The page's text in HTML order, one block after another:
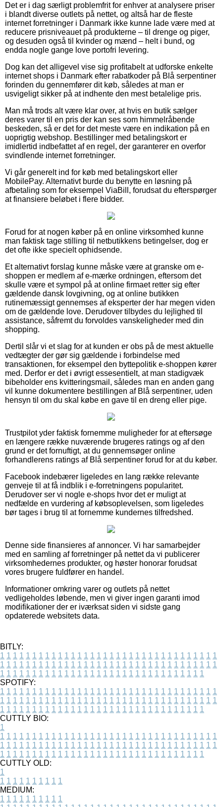
Det er i dag særligt problemfrit for enhver at analysere priser
i blandt diverse outlets på nettet, og altså har de fleste
internet forretninger i Danmark ikke kunne lade være med at
reducere prisniveauet på produkterne – til drenge og piger,
og desuden også til kvinder og mænd – helt i bund, og
endda nogle gange love portofri levering.
Dog kan det alligevel vise sig profitabelt at udforske enkelte
internet shops i Danmark efter rabatkoder på Blå serpentiner
forinden du gennemfører dit køb, således at man er
usvigeligt sikker på at indhente den mest betalelige pris.
Man må trods alt være klar over, at hvis en butik sælger
deres varer til en pris der kan ses som himmelråbende
beskeden, så er det for det meste være en indikation på en
uoprigtig webshop. Bestillinger med betalingskort er
imidlertid indbefattet af en regel, der garanterer en overfor
svindlende internet forretninger.
Vi går generelt ind for køb med betalingskort eller
MobilePay. Alternativt burde du benytte en løsning på
afbetaling som for eksempel ViaBill, forudsat du efterspørger
at finansiere beløbet i flere bidder.
Forud for at nogen køber på en online virksomhed kunne
man faktisk tage stilling til netbutikkens betingelser, dog er
det ofte ikke specielt ophidsende.
Et alternativt forslag kunne måske være at granske om e-
shoppen er medlem af e-mærke ordningen, eftersom det
skulle være et sympol på at online firmaet retter sig efter
gældende dansk lovgivning, og at online butikken
rutinemæssigt gennemses af eksperter der har megen viden
om de gældende love. Derudover tilbydes du lejlighed til
assistance, såfremt du forvoldes vanskeligheder med din
shopping.
Dertil slår vi et slag for at kunden er obs på de mest aktuelle
vedtægter der gør sig gældende i forbindelse med
transaktionen, for eksempel den byttepolitik e-shoppen kører
med. Derfor er det i øvrigt essesentielt, at man stadigvæk
bibeholder ens kvitteringsmail, således man en anden gang
vil kunne dokumentere bestillingen af Blå serpentiner, uden
hensyn til om du skal købe en gave til en dreng eller pige.
Trustpilot yder faktisk fornemme muligheder for at eftersøge
en længere række nuværende brugeres ratings og af den
grund er det fornuftigt, at du gennemsøger online
forhandlerens ratings af Blå serpentiner forud for at du køber.
Facebook indebærer ligeledes en lang række relevante
genveje til at få indblik i e-forretningens popularitet.
Derudover ser vi nogle e-shops hvor det er muligt at
nedfælde en vurdering af købsoplevelsen, som ligeledes
bør tages i brug til at fornemme kundernes tilfredshed.
Denne side finansieres af annoncer. Vi har samarbejder
med en samling af forretninger på nettet da vi publicerer
virksomhedernes produkter, og høster honorar forudsat
vores brugere fuldfører en handel.
Informationer omkring varer og outlets på nettet
vedligeholdes løbende, men vi giver ingen garanti imod
modifikationer der er iværksat siden vi sidste gang
opdaterede websitets data.
BITLY:
1 1 1 1 1 1 1 1 1 1 1 1 1 1 1 1 1 1 1 1 1 1 1 1 1 1 1 1 1 1 1 1 1 1
1 1 1 1 1 1 1 1 1 1 1 1 1 1 1 1 1 1 1 1 1 1 1 1 1 1 1 1 1 1 1 1 1 1
1 1 1 1 1 1 1 1 1 1 1 1 1 1 1 1 1 1 1 1 1 1 1 1 1 1 1 1 1 1 1 1
SPOTIFY:
1 1 1 1 1 1 1 1 1 1 1 1 1 1 1 1 1 1 1 1 1 1 1 1 1 1 1 1 1 1 1 1 1 1
1 1 1 1 1 1 1 1 1 1 1 1 1 1 1 1 1 1 1 1 1 1 1 1 1 1 1 1 1 1 1 1 1 1
1 1 1 1 1 1 1 1 1 1 1 1 1 1 1 1 1 1 1 1 1 1 1 1 1 1 1 1 1 1 1 1
CUTTLY BIO:
1
1 1 1 1 1 1 1 1 1 1 1 1 1 1 1 1 1 1 1 1 1 1 1 1 1 1 1 1 1 1 1 1 1 1
1 1 1 1 1 1 1 1 1 1 1 1 1 1 1 1 1 1 1 1 1 1 1 1 1 1 1 1 1 1 1 1 1 1
1 1 1 1 1 1 1 1 1 1 1 1 1 1 1 1 1 1 1 1 1 1 1 1 1 1 1 1 1 1 1 1
CUTTLY OLD:
1
1 1 1 1 1 1 1 1 1 1
MEDIUM:
1 1 1 1 1 1 1 1 1 1